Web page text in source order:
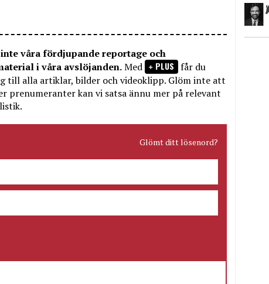
våra fördjupande reportage och
i våra avslöjanden.Med PLUS får du
till alla artiklar, bilder och videoklipp. Glöm inte att
prenumeranter kan vi satsa ännu mer på relevant
Glömt ditt lösenord?